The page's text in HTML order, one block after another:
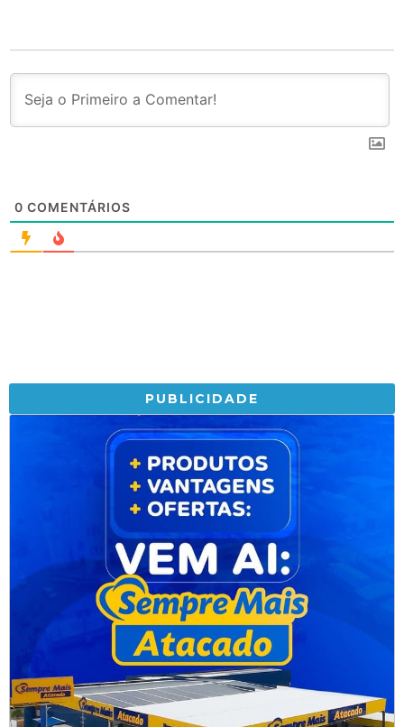
0 COMENTÁRIOS
PUBLICIDADE